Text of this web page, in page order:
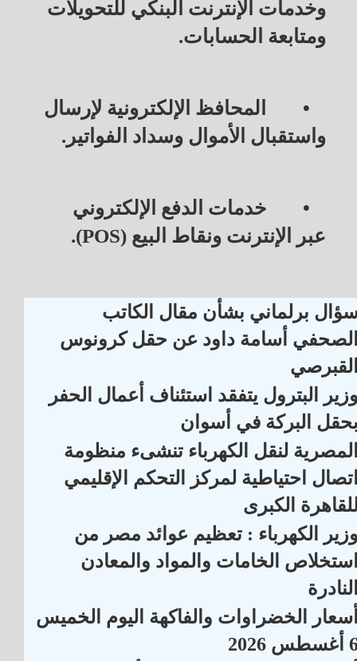
ومتابعة الحسابات.
•
واستقبال الأموال وسداد الفواتير.
•
عبر الإنترنت ونقاط البيع (POS).
برلماني بشأن مقال الكاتب
أسامة داود عن حقل كرونوس
البترول يتفقد استئناف أعمال الحفر
البركة في أسوان
لنقل الكهرباء تنشىء منظومة
احتياطية لمركز التحكم الإقليمي
الكبرى
الكهرباء : تعظيم عوائد مصر من
الخامات والمواد والمعادن
الخضراوات والفاكهة اليوم الخميس
2026